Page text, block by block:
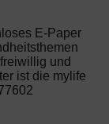
E-Paper
und
ist die mylife